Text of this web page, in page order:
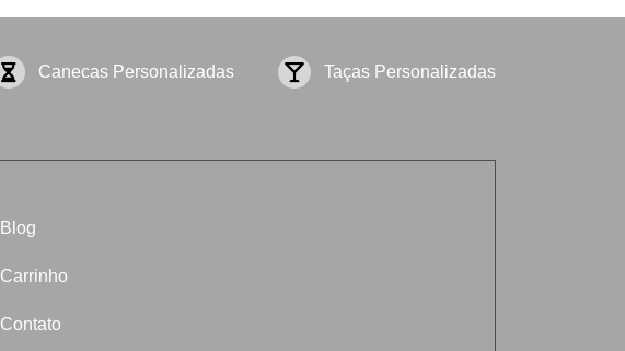
Canecas Personalizadas Taças Personalizadas
Blog
Carrinho
Contato